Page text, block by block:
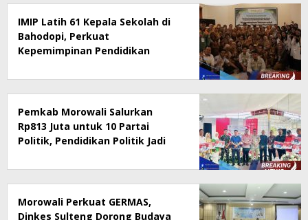
IMIP Latih 61 Kepala Sekolah di
Bahodopi, Perkuat
Kepemimpinan Pendidikan
Pemkab Morowali Salurkan
Rp813 Juta untuk 10 Partai
Politik, Pendidikan Politik Jadi
Morowali Perkuat GERMAS,
Dinkes Sulteng Dorong Budaya